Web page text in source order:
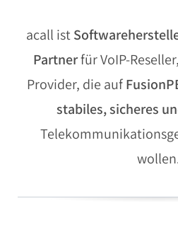
acall ist
Partnerfür VoIP-
Provider, die auf
stabiles, sicheres